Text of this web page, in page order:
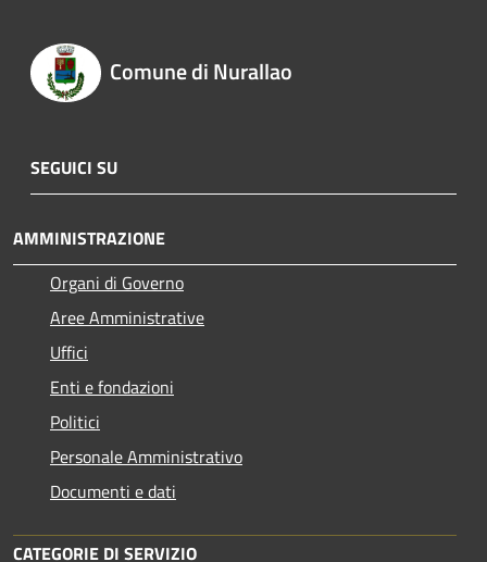
Comune di Nurallao
SEGUICI SU
AMMINISTRAZIONE
Organi di Governo
Aree Amministrative
Uffici
Enti e fondazioni
Politici
Personale Amministrativo
Documenti e dati
CATEGORIE DI SERVIZIO